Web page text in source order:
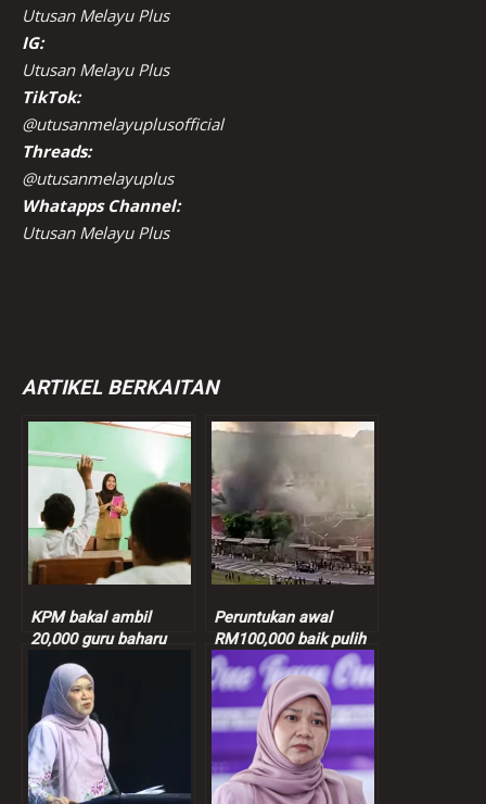
Utusan Melayu Plus
IG:
Utusan Melayu Plus
TikTok:
@utusanmelayuplusofficial
Threads:
@utusanmelayuplus
Whatapps Channel:
Utusan Melayu Plus
ARTIKEL BERKAITAN
KPM bakal ambil
20,000 guru baharu
mulai Mac depan
Peruntukan awal
RM100,000 baik pulih
kebakaran stor dewan
SMK Putrajaya Presint
14 (1)